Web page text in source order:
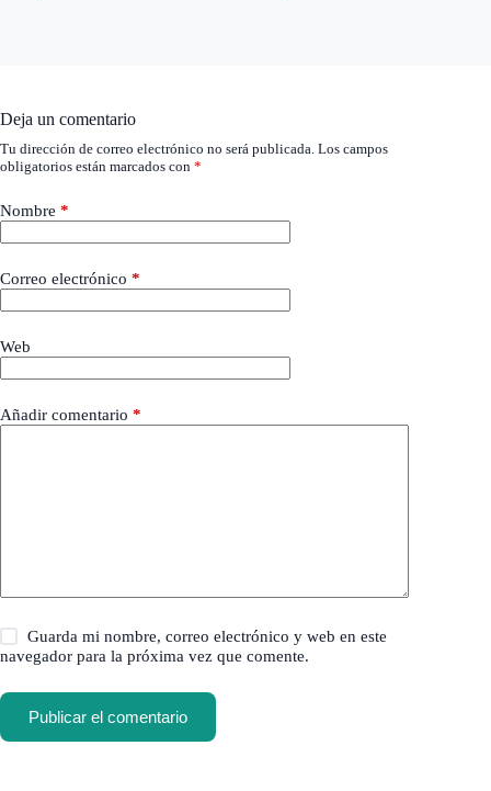
Deja un comentario
Tu dirección de correo electrónico no será publicada. Los campos
obligatorios están marcados con *
Nombre *
Correo electrónico *
Web
Añadir comentario *
Guarda mi nombre, correo electrónico y web en este
navegador para la próxima vez que comente.
Publicar el comentario